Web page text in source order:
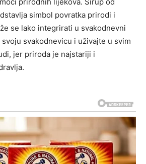
simbol povratka prirodi i
se lako integrirati u svakodnevni
svakodnevicu i uživajte u svim
jer priroda je najstariji i